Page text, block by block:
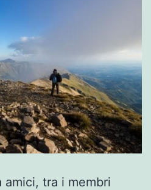
amici, tra i membri